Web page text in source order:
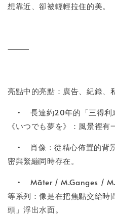
想靠近、卻被輕輕拉住的美。
⸻
亮點中的亮點：廣告、紀錄、
•
長達約20年的「三得利
《いつでも夢を》：風景裡有
•
肖像：從精心佈置的背
密與緊繃同時存在。
•
Māter / M.Ganges /
等系列：像是在把焦點交給時
頭」浮出水面。